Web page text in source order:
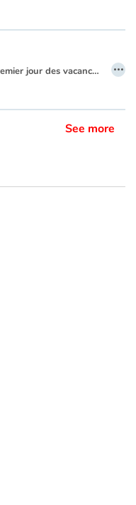
Au réveil, le matin du premier jour des vacances, les yeux encore fermés, un enfant se remémore quelques moments de la journée passée : la fin de l’école, le calme à la maison, les jeux avec son frère, son anniversaire, le voyage en voiture jusque chez ses grands-parents...
…
See more